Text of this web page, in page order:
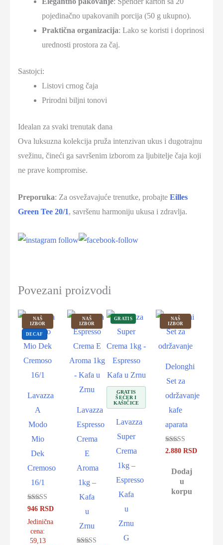
pojedinačno upakovanih porcija (50 g ukupno).
Praktična organizacija: Lako se koristi i doprinosi
urednosti prostora za čaj.
Sastojci:
Listovi crnog čaja
Prirodni biljni tonovi
Idealan za svaki trenutak dana
Ova luksuzna kolekcija pruža intenzivan ukus i dugotrajnu
svežinu, čineći ga savršenim izborom za ljubitelje čaja koji
ne prave kompromise.
Preporuka: Za osvežavajuće trenutke, probajte Eilles
Green Tee 20/1, savršenu harmoniju ukusa i zdravlja.
Povezani proizvodi
NAŠ
IZBOR
DECAF
Lavazza
A
Modo
Mio
Dek
Cremoso
16/1
Ocenjeno sa
od 5
946RSD
Jedinična
cena:
59,13
NAŠ
IZBOR
Lavazza
Espresso
Crema
E
Aroma
1kg –
Kafa
u
Zrnu
GRATIS
GRATIS
ŠEĆER I
KAŠIČICE
Lavazza
Super
Crema
1kg –
Espresso
Kafa
u
Zrnu
G
NAŠ
IZBOR
Delonghi
Set za
održavanje
kafe
aparata
Ocenjeno sa
2.880RSD
Dodaj
u
korpu